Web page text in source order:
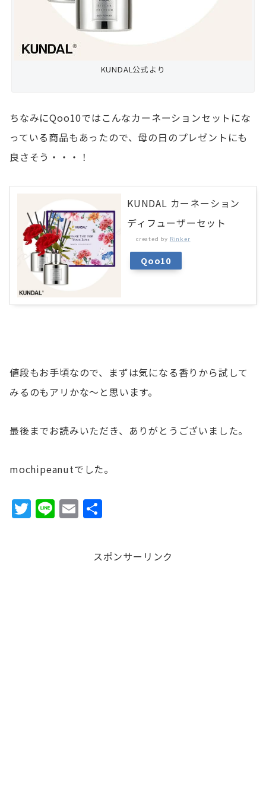
KUNDAL公式より
ちなみにQoo10ではこんなカーネーションセットにな
っている商品もあったので、母の日のプレゼントにも
良さそう・・・！
KUNDAL カーネーション
ディフューザーセット
created by Rinker
Qoo10
値段もお手頃なので、まずは気になる香りから試して
みるのもアリかな〜と思います。
最後までお読みいただき、ありがとうございました。
mochipeanutでした。
T Li E
aiスポンサーリンク